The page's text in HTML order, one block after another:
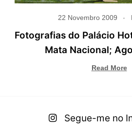
22 Novembro 2009
Fotografias do Palácio
Mata Nacional;
Read More
Segue-me no